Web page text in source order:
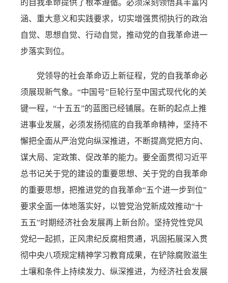
的自我革命提供了根本遵循。必须深刻领悟其丰富内
涵、重大意义和实践要求，切实增强贯彻执行的政治
自觉、思想自觉、行动自觉，推动党的自我革命进一
步落实到位。
党领导的社会革命迈上新征程，党的自我革命必
须展现新气象。“中国号”巨轮行至中国式现代化的关
键一程，“十五五”的蓝图已经铺展。在新的起点上推
进事业发展，必须发扬彻底的自我革命精神，坚持不
懈把全面从严治党向纵深推进，不断提高党把方向、
谋大局、定政策、促改革的能力。要全面贯彻习近平
总书记关于党的建设的重要思想、关于党的自我革命
的重要思想，把推进党的自我革命“五个进一步到位”
要求全面一体地落实好，以管党治党新成效推动“十
五五”时期经济社会发展再上新台阶。坚持党性党风
党纪一起抓，正风肃纪反腐相贯通，巩固拓展深入贯
彻中央八项规定精神学习教育成果，在铲除腐败滋生
土壤和条件上持续发力、纵深推进，为经济社会发展